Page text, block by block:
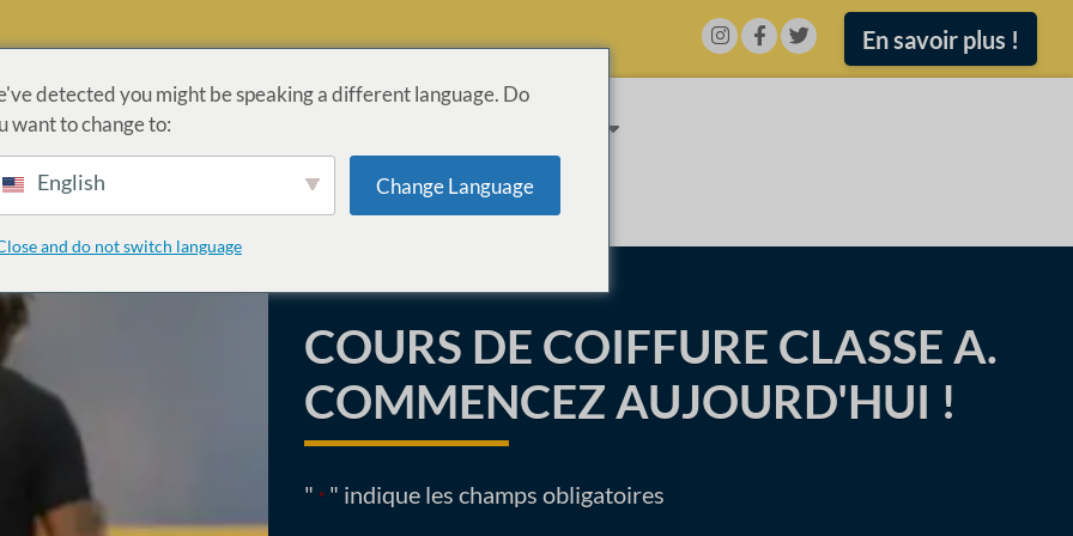
En savoir plus !
PROGRAMMES
DES ANCIENS COMBATTANTS APPLICATION
COURS DE COIFFURE CLASSE A.
COMMENCEZ AUJOURD'HUI !
" * " indique les champs obligatoires
detected you might be speaking a different language. Do
want to change to:
English Change Language
and do not switch language